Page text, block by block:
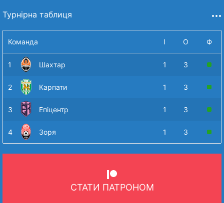
Турнірна таблиця
Команда І О Ф
1 Шахтар 1 3
2 Карпати 1 3
3 Епіцентр 1 3
4 Зоря 1 3
СТАТИ ПАТРОНОМ